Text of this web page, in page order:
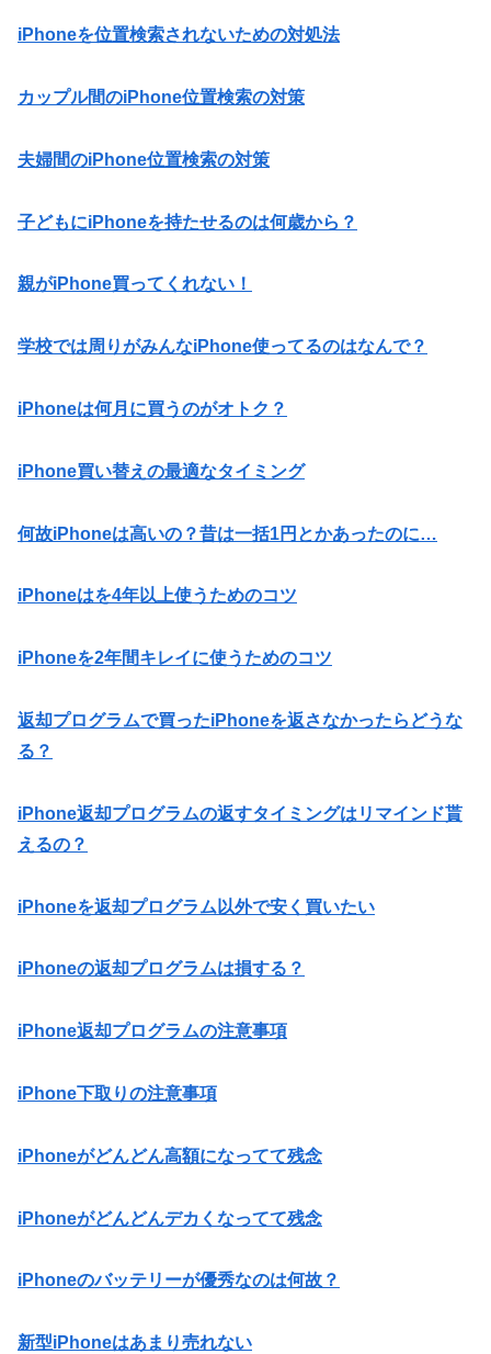
iPhoneを位置検索されないための対処法
カップル間のiPhone位置検索の対策
夫婦間のiPhone位置検索の対策
子どもにiPhoneを持たせるのは何歳から？
親がiPhone買ってくれない！
学校では周りがみんなiPhone使ってるのはなんで？
iPhoneは何月に買うのがオトク？
iPhone買い替えの最適なタイミング
何故iPhoneは高いの？昔は一括1円とかあったのに…
iPhoneはを4年以上使うためのコツ
iPhoneを2年間キレイに使うためのコツ
返却プログラムで買ったiPhoneを返さなかったらどうな
る？
iPhone返却プログラムの返すタイミングはリマインド貰
えるの？
iPhoneを返却プログラム以外で安く買いたい
iPhoneの返却プログラムは損する？
iPhone返却プログラムの注意事項
iPhone下取りの注意事項
iPhoneがどんどん高額になってて残念
iPhoneがどんどんデカくなってて残念
iPhoneのバッテリーが優秀なのは何故？
新型iPhoneはあまり売れない